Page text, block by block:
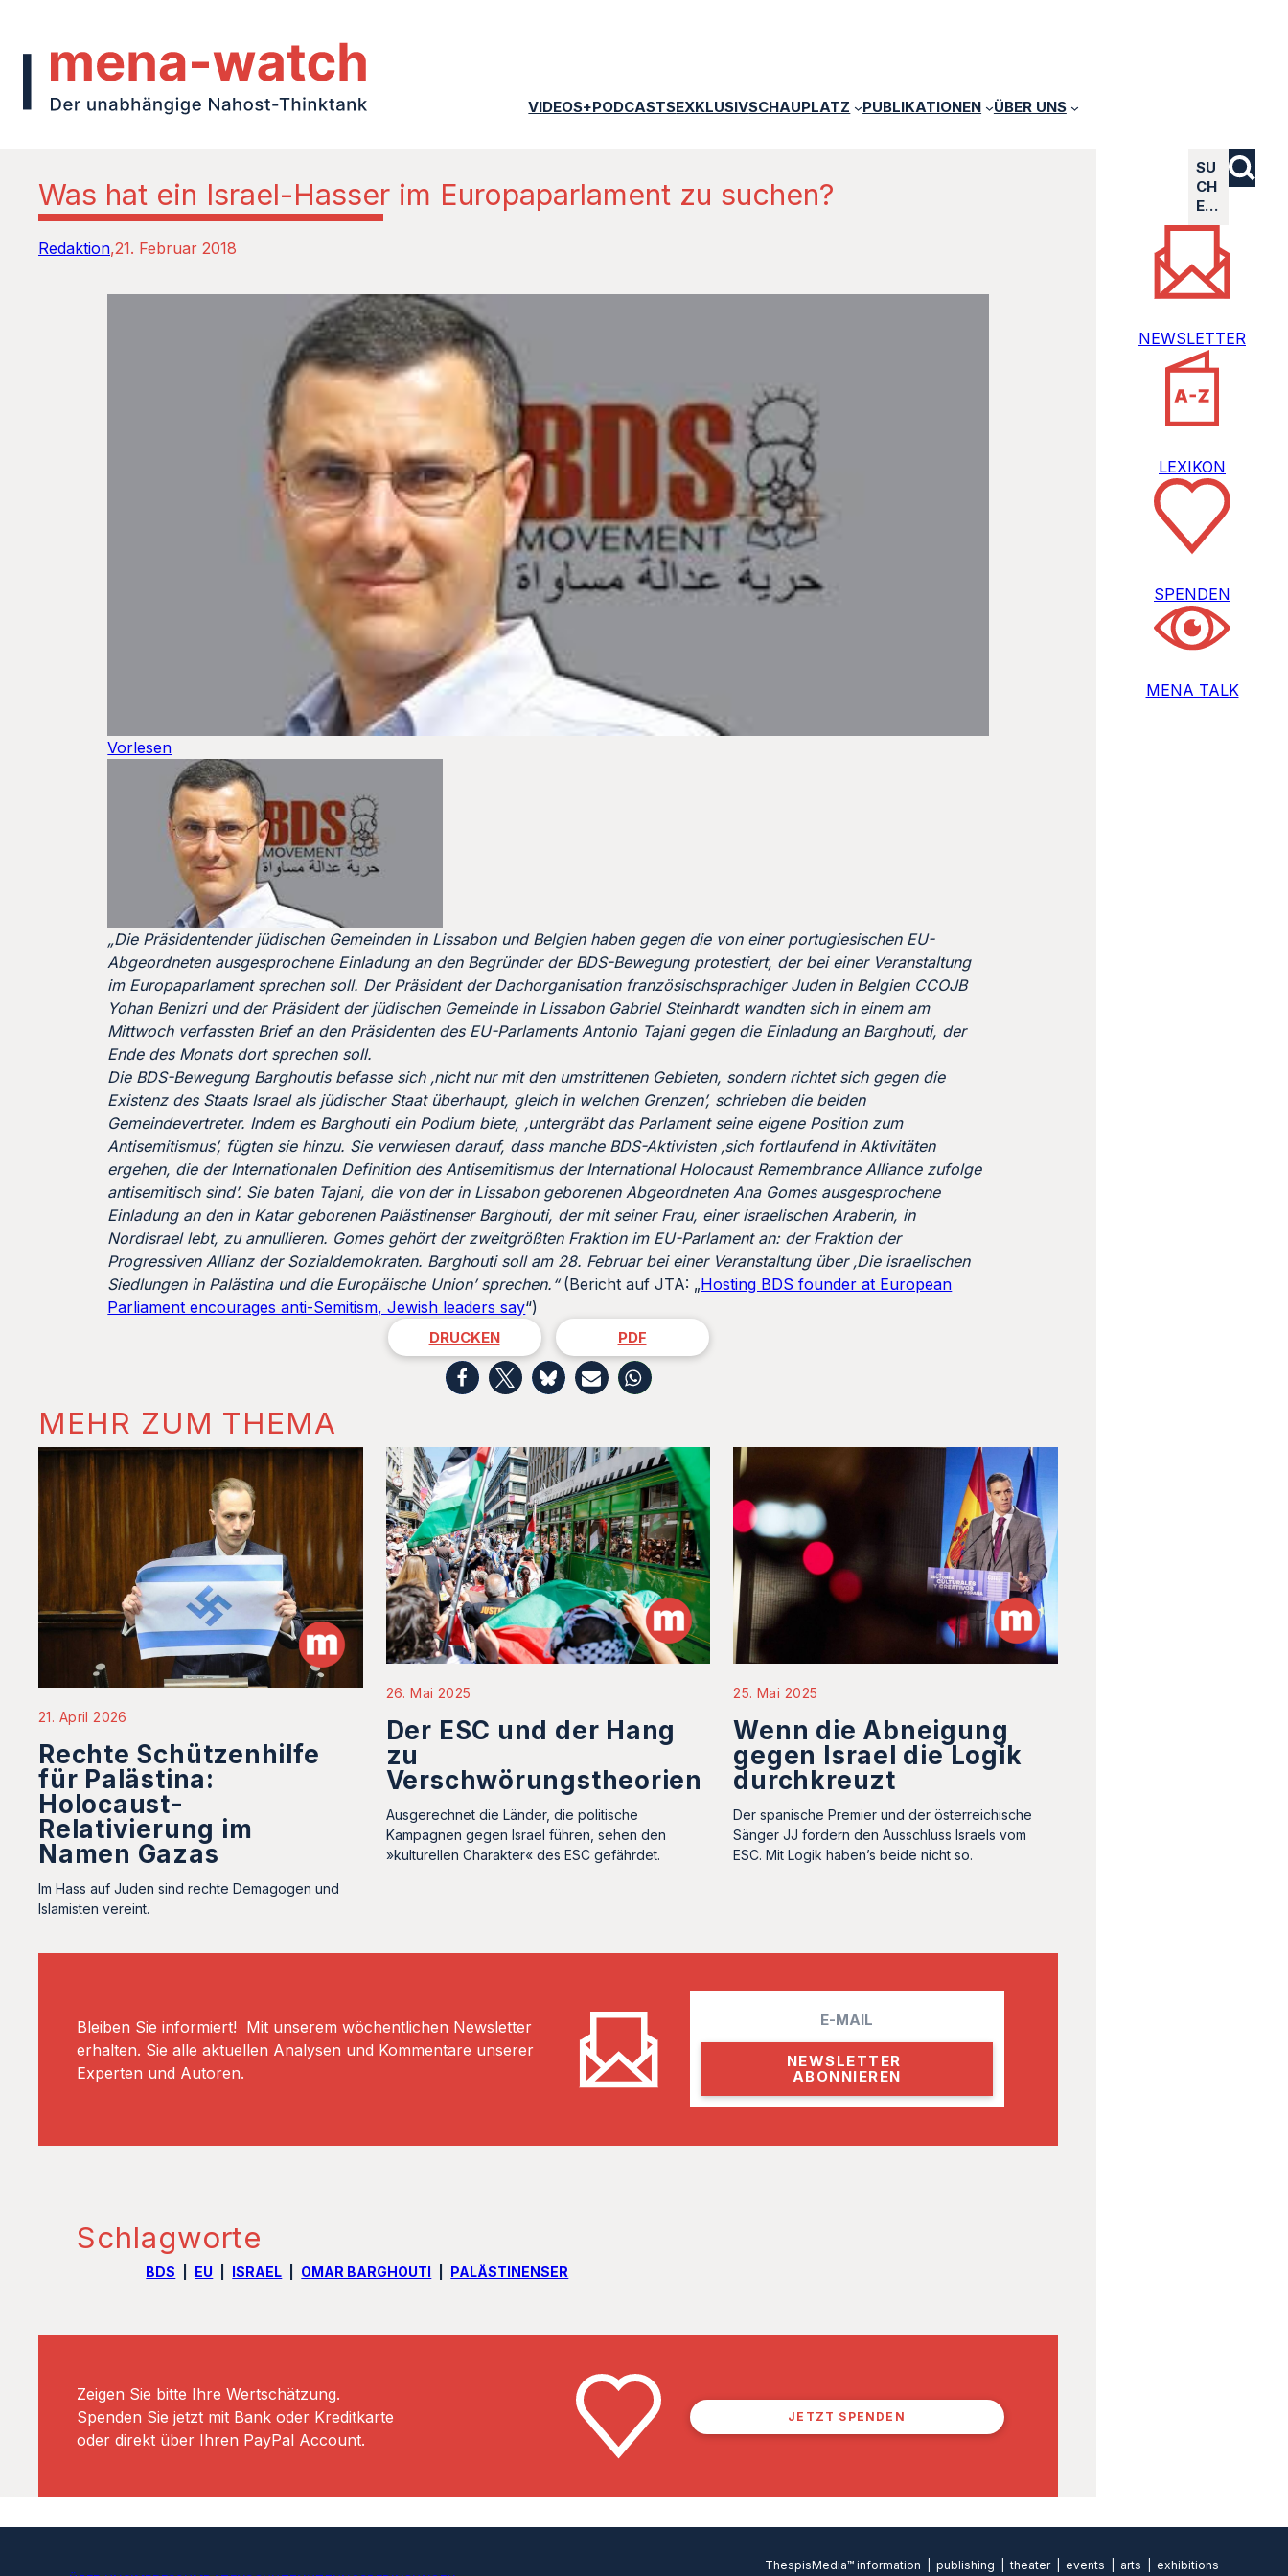
VIDEOS+PODCASTSEXKLUSIVSCHAUPLATZ PUBLIKATIONEN ÜBER UNS
Was hat ein Israel-Hasser im Europaparlament zu suchen?
Redaktion 21. Februar 2018
Vorlesen
„Die Präsidentender jüdischen Gemeinden in Lissabon und Belgien haben gegen die von einer portugiesischen EU-
Abgeordneten ausgesprochene Einladung an den Begründer der BDS-Bewegung protestiert, der bei einer Veranstaltung
im Europaparlament sprechen soll. Der Präsident der Dachorganisation französischsprachiger Juden in Belgien CCOJB
Yohan Benizri und der Präsident der jüdischen Gemeinde in Lissabon Gabriel Steinhardt wandten sich in einem am
Mittwoch verfassten Brief an den Präsidenten des EU-Parlaments Antonio Tajani gegen die Einladung an Barghouti, der
Ende des Monats dort sprechen soll.
Die BDS-Bewegung Barghoutis befasse sich ‚nicht nur mit den umstrittenen Gebieten, sondern richtet sich gegen die
Existenz des Staats Israel als jüdischer Staat überhaupt, gleich in welchen Grenzen’, schrieben die beiden
Gemeindevertreter. Indem es Barghouti ein Podium biete, ‚untergräbt das Parlament seine eigene Position zum
Antisemitismus’, fügten sie hinzu. Sie verwiesen darauf, dass manche BDS-Aktivisten ‚sich fortlaufend in Aktivitäten
ergehen, die der Internationalen Definition des Antisemitismus der International Holocaust Remembrance Alliance zufolge
antisemitisch sind’. Sie baten Tajani, die von der in Lissabon geborenen Abgeordneten Ana Gomes ausgesprochene
Einladung an den in Katar geborenen Palästinenser Barghouti, der mit seiner Frau, einer israelischen Araberin, in
Nordisrael lebt, zu annullieren. Gomes gehört der zweitgrößten Fraktion im EU-Parlament an: der Fraktion der
Progressiven Allianz der Sozialdemokraten. Barghouti soll am 28. Februar bei einer Veranstaltung über ‚Die israelischen
Siedlungen in Palästina und die Europäische Union’ sprechen.“(Bericht auf JTA: „Hosting BDS founder at European
Parliament encourages anti-Semitism, Jewish leaders say“)
DRUCKEN PDF
MEHR ZUM THEMA
21. April 2026
Rechte Schützenhilfe
für Palästina:
Holocaust-
Relativierung im
Namen Gazas
Im Hass auf Juden sind rechte Demagogen und
Islamisten vereint.
26. Mai 2025
Der ESC und der Hang
zu
Verschwörungstheorien
Ausgerechnet die Länder, die politische
Kampagnen gegen Israel führen, sehen den
»kulturellen Charakter« des ESC gefährdet.
25. Mai 2025
Wenn die Abneigung
gegen Israel die Logik
durchkreuzt
Der spanische Premier und der österreichische
Sänger JJ fordern den Ausschluss Israels vom
ESC. Mit Logik haben’s beide nicht so.
Bleiben Sie informiert! Mit unserem wöchentlichen Newsletter
erhalten. Sie alle aktuellen Analysen und Kommentare unserer
Experten und Autoren.
l
Schlagworte
BDS EU ISRAEL OMAR BARGHOUTI PALÄSTINENSER
Zeigen Sie bitte Ihre Wertschätzung.
Spenden Sie jetzt mit Bank oder Kreditkarte
oder direkt über Ihren PayPal Account.
JETZT SPENDEN
SU
CH
E…
NEWSLETTER
LEXIKON
SPENDEN
MENA TALK
ThespisMedia™ information | publishing | theater | events | arts | exhibitions